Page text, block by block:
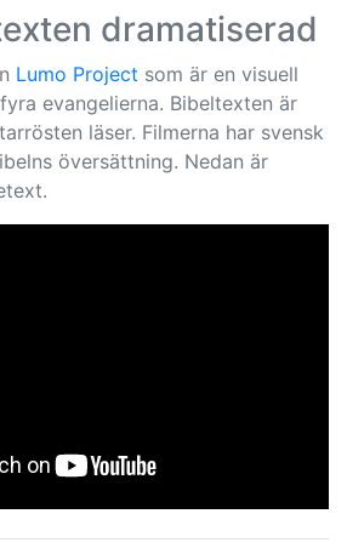
dramatiserad
Lumo Project som är en visuell
evangelierna. Bibeltexten är
läser. Filmerna har svensk
översättning. Nedan är